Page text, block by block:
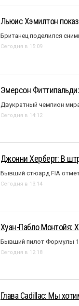
Льюис Хэмилтон
Британец поделился
Сегодня в 15:09
Эмерсон
Двукратный чемпион
Сегодня в 14:12
Джонни Херберт: В
Бывший стюард FIA
Сегодня в 13:14
Хуан-Пабло Монтойя:
Бывший пилот Формулы 1
Сегодня в 12:18
Глава Cadillac: Мы